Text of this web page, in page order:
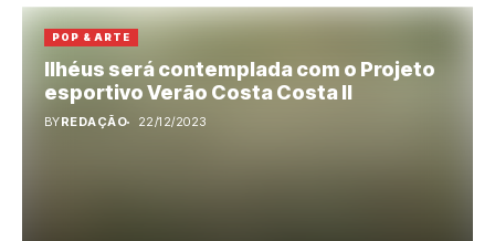
POP & ARTE
Ilhéus será contemplada com o Projeto
esportivo Verão Costa Costa II
BYREDAÇÃO 22/12/2023